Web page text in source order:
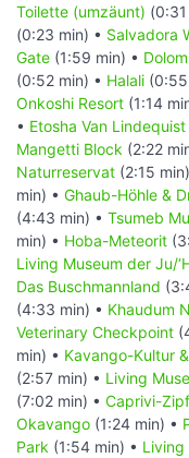
Toilette (umzäunt)
(0:23 min) • Salvadora
Gate (1:59 min) •
(0:52 min) • Halali
Onkoshi Resort (1:14
• Etosha Van
Mangetti Block (2:22
Naturreservat (2:15
min) • Ghaub-Höhle &
(4:43 min) • Tsumeb
min) • Hoba-Meteorit
Living Museum der Ju/
Das Buschmannland
(4:33 min) • Khaudum
Veterinary Checkpoint
min) • Kavango-Kultur
(2:57 min) • Living
(7:02 min) • Caprivi-
Okavango (1:24 min) •
Park (1:54 min) • Living